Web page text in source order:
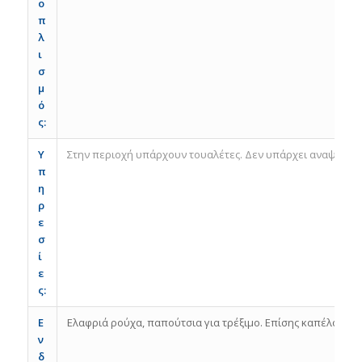
ο
π
λ
ι
σ
μ
ό
ς:
Υ
π
η
ρ
ε
σ
ί
ε
ς:
Στην περιοχή υπάρχουν τουαλέτες. Δεν υπάρχει
Ε
ν
δ
Ελαφριά ρούχα, παπούτσια για τρέξιμο. Επίσης καπέλο για